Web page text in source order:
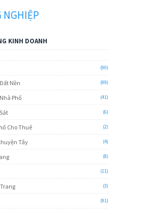
KINH DOANH
(90)
Nền (99)
Phố (41)
(6)
Cho Thuê (2)
Tây (4)
(8)
(11)
(3)
(91)